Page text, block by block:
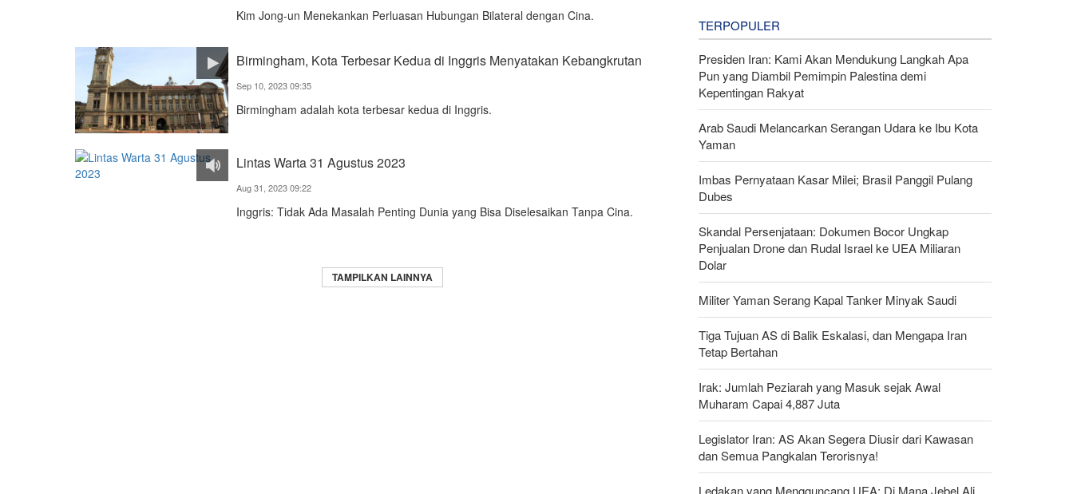
Kim Jong-un Menekankan Perluasan Hubungan Bilateral dengan Cina.
Birmingham, Kota Terbesar Kedua di Inggris Menyatakan Kebangkrutan
Sep 10, 2023 09:35
Birmingham adalah kota terbesar kedua di Inggris.
Lintas Warta 31 Agustus 2023
Aug 31, 2023 09:22
Inggris: Tidak Ada Masalah Penting Dunia yang Bisa Diselesaikan Tanpa Cina.
TAMPILKAN LAINNYA
TERPOPULER
Presiden Iran: Kami Akan Mendukung Langkah Apa
Pun yang Diambil Pemimpin Palestina demi
Kepentingan Rakyat
Arab Saudi Melancarkan Serangan Udara ke Ibu Kota
Yaman
Imbas Pernyataan Kasar Milei; Brasil Panggil Pulang
Dubes
Skandal Persenjataan: Dokumen Bocor Ungkap
Penjualan Drone dan Rudal Israel ke UEA Miliaran
Dolar
Militer Yaman Serang Kapal Tanker Minyak Saudi
Tiga Tujuan AS di Balik Eskalasi, dan Mengapa Iran
Tetap Bertahan
Irak: Jumlah Peziarah yang Masuk sejak Awal
Muharam Capai 4,887 Juta
Legislator Iran: AS Akan Segera Diusir dari Kawasan
dan Semua Pangkalan Terorisnya!
Ledakan yang Mengguncang UEA; Di Mana Jebel Ali